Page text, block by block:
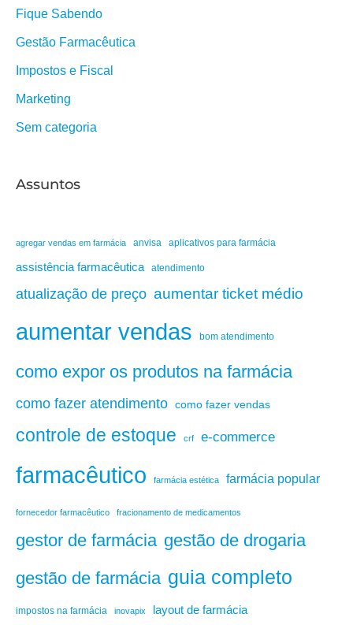
Fique Sabendo
Gestão Farmacêutica
Impostos e Fiscal
Marketing
Sem categoria
Assuntos
agregar vendas em farmácia anvisa aplicativos para farmácia
assistência farmacêutica atendimento
atualização de preço aumentar ticket médio
aumentar vendas bom atendimento
como expor os produtos na farmácia
como fazer atendimento como fazer vendas
controle de estoque crf e-commerce
farmacêutico farmácia estética farmácia popular
fornecedor farmacêutico fracionamento de medicamentos
gestor de farmácia gestão de drogaria
gestão de farmácia guia completo
impostos na farmácia inovapix layout de farmácia